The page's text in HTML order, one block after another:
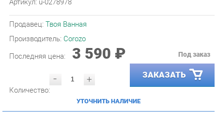
Продавец:
Производитель: Corozo
Последняя цена: 3 590 ₽
- + ЗАКАЗАТЬ
УТОЧНИТЬ НАЛИЧИЕ
ПРИГЛАСИТЬ ЗАМЕРЩИКА